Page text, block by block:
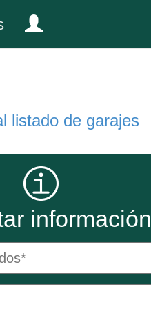
listado de garajes
información